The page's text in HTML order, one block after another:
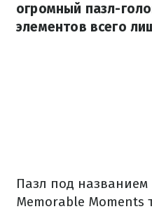
огромный пазл-
элементов всего
Пазл под названием
Memorable Moments